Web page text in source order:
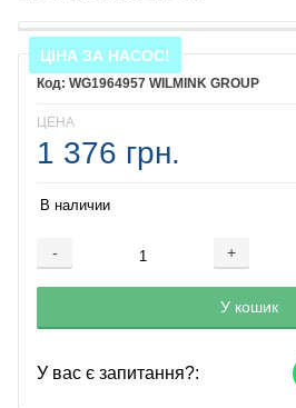
ЦІНА ЗА НАСОС!
WG1964957 WILMINK GROUP
ЦЕНА
1 376 грн.
В наличии
- +
Добавляется...
У кошик
Добавлен
У вас є запитання?: